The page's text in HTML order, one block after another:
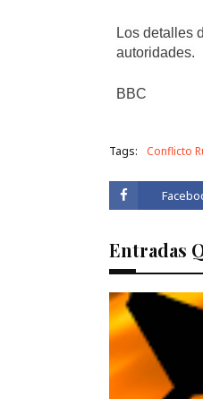
Los detalles
autoridades.
BBC
Tags: Conflicto
Entradas